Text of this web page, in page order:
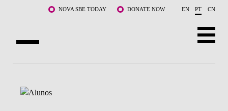
Saltar para o conteúdo principalNOVA SBE TODAY DONATE NOW EN PT CN
CURSOS